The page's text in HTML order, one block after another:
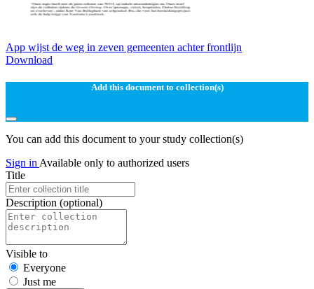
App wijst de weg in zeven gemeenten achter frontlijn
Download
Add this document to collection(s)
You can add this document to your study collection(s)
Sign in Available only to authorized users
Title
Description (optional)
Visible to
Everyone
Just me